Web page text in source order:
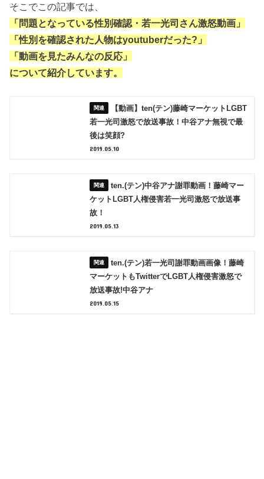
そこでこの記事では、
「問題となっている性別確認・若一光司さん激怒動画」
「性別を確認された人物はyoutuberだった?」
「動画を見たみんなの反応」
について紹介しています。
【動画】ten(テン)藤崎マーケットLGBT
若一光司激怒で放送事故！中谷アナ無視で最
後は笑顔?
2019.05.10
ten.(テン)中谷アナ謝罪動画！藤崎マー
ケットLGBT人権侵害若一光司激怒で放送事
故！
2019.05.13
ten.(テン)若一光司謝罪動画画像！藤崎
マーケットもTwitterでLGBT人権侵害激怒で
放送事故!中谷アナ
2019.05.15